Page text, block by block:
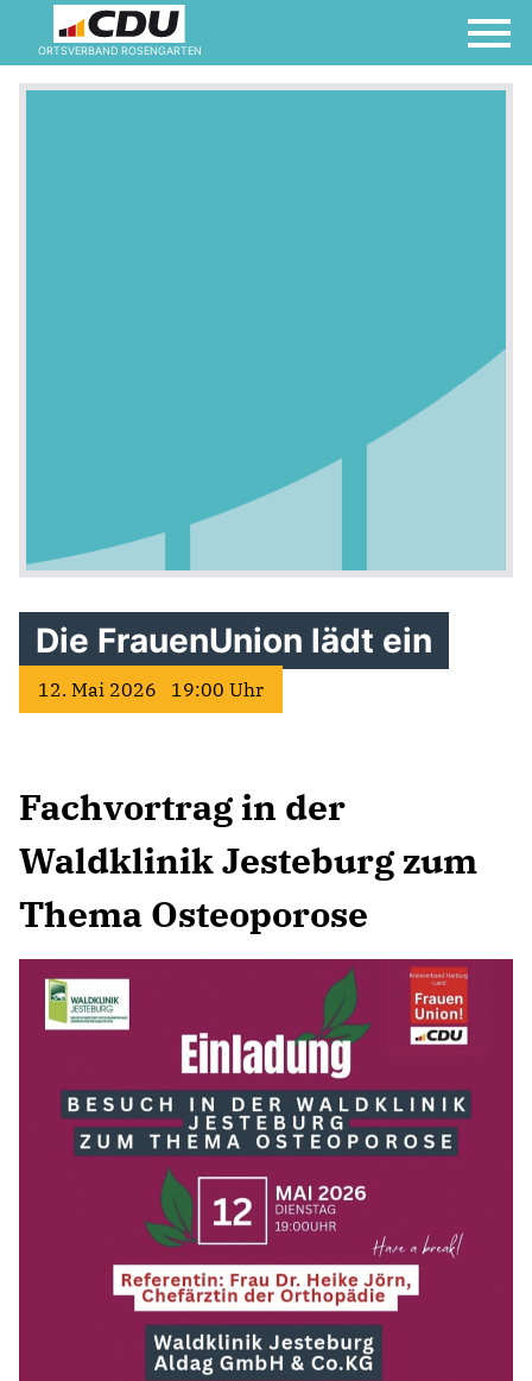
ORTSVERBAND ROSENGARTEN
Die FrauenUnion lädt ein
12. Mai 2026 19:00 Uhr
Fachvortrag in der
Waldklinik Jesteburg zum
Thema Osteoporose